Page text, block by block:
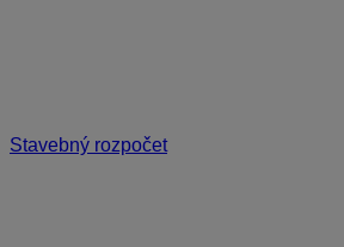
Stavebný rozpočet